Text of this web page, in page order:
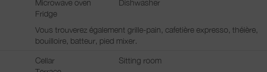
Microwave oven
Dishwasher
Fridge
Vous trouverez également grille-pain, cafetière expresso, théière,
bouilloire, batteur, pied mixer.
Cellar
Sitting room